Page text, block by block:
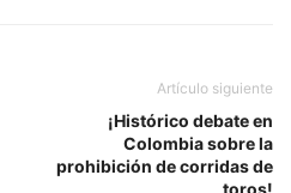
Artículo siguiente
¡Histórico debate en
Colombia sobre la
prohibición de corridas de